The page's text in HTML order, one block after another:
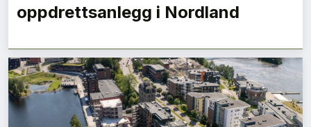
oppdrettsanlegg i Nordland